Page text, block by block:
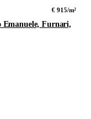
€ 915/m²
Emanuele, Furnari,